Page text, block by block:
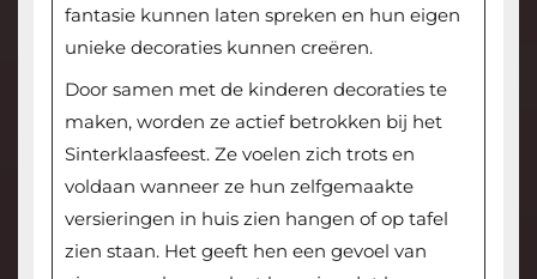
fantasie kunnen laten spreken en hun eigen
unieke decoraties kunnen creëren.
Door samen met de kinderen decoraties te
maken, worden ze actief betrokken bij het
Sinterklaasfeest. Ze voelen zich trots en
voldaan wanneer ze hun zelfgemaakte
versieringen in huis zien hangen of op tafel
zien staan. Het geeft hen een gevoel van